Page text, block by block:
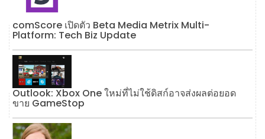
comScore เปิดตัว Beta Media Metrix Multi-
Platform: Tech Biz Update
Outlook: Xbox One ใหม่ที่ไม่ใช้ดิสก์อาจส่งผลต่อยอด
ขาย GameStop